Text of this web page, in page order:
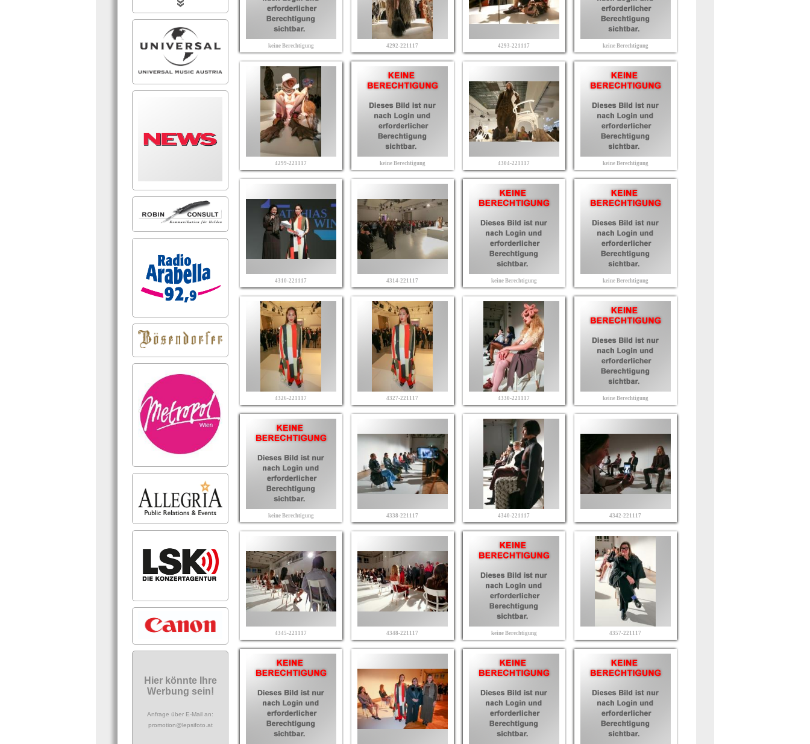
Hier könnte Ihre
Werbung sein!
Anfrage über E-Mail an:
promotion@lepsifoto.at
keine Berechtigung 4292-221117 4293-221117 keine Berechtigung
4299-221117 keine Berechtigung 4304-221117 keine Berechtigung
4310-221117 4314-221117 keine Berechtigung keine Berechtigung
4326-221117 4327-221117 4330-221117 keine Berechtigung
keine Berechtigung 4338-221117 4340-221117 4342-221117
4345-221117 4348-221117 keine Berechtigung 4357-221117